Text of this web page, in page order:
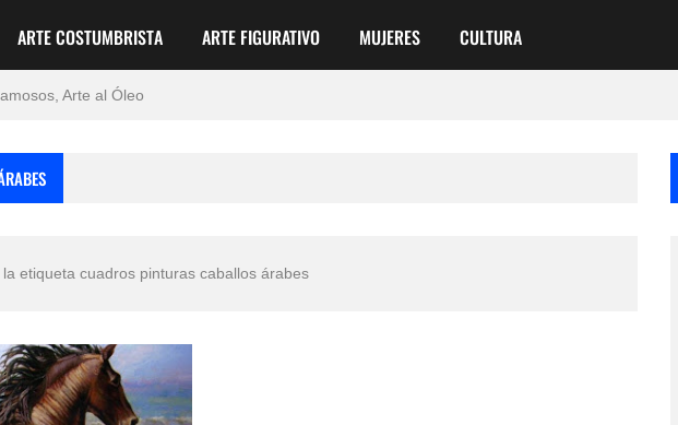
ARTE COSTUMBRISTA ARTE FIGURATIVO MUJERES CULTURA
Imágenes
Arte al Óleo
del Dibujo A Lápiz, Biryulina Vita
de Hollywood Más Bellas del Mundo
etiqueta cuadros pinturas caballos árabes